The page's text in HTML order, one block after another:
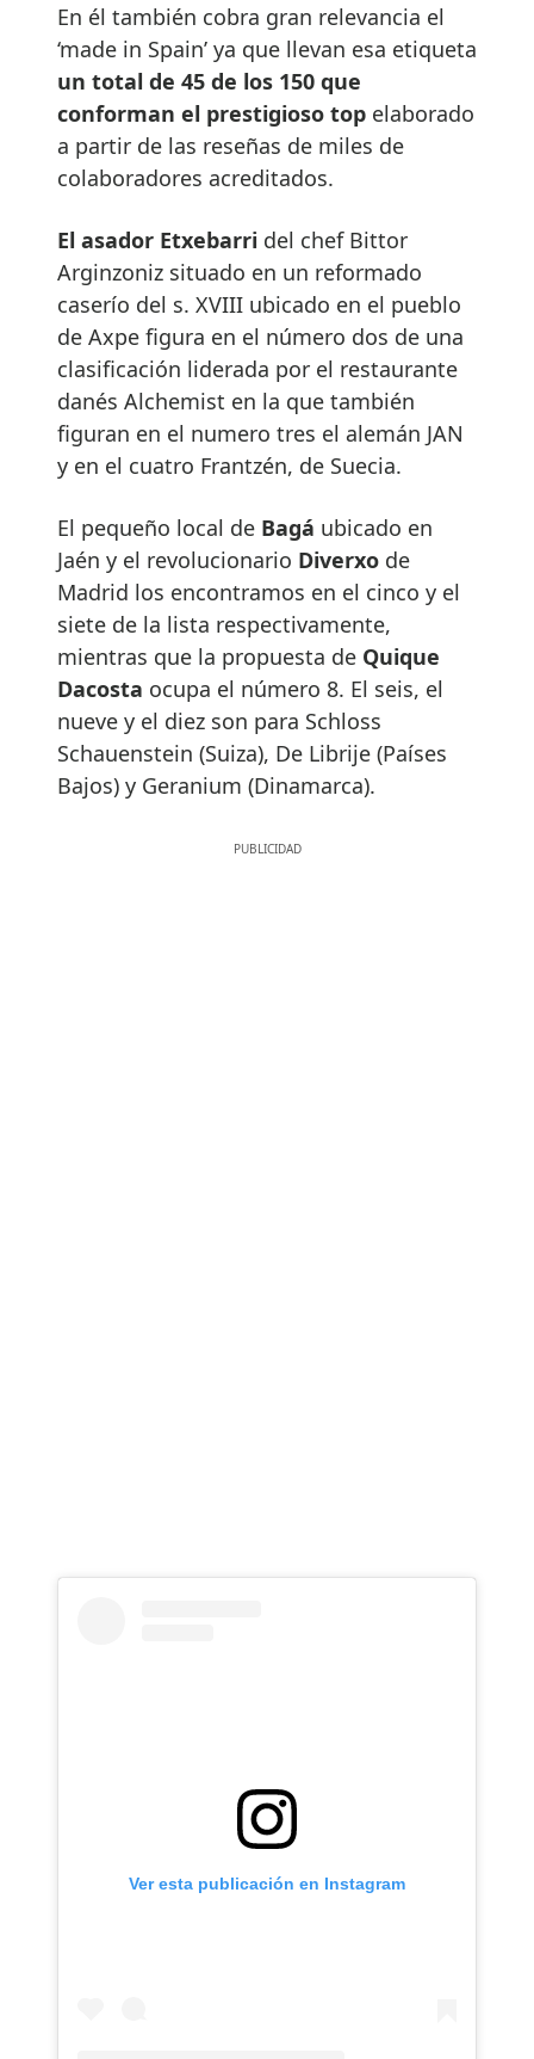
En él también cobra gran relevancia el
‘made in Spain’ ya que llevan esa etiqueta
un total de 45 de los 150 que
conforman el prestigioso top elaborado
a partir de las reseñas de miles de
colaboradores acreditados.
El asador Etxebarri del chef Bittor
Arginzoniz situado en un reformado
caserío del s. XVIII ubicado en el pueblo
de Axpe figura en el número dos de una
clasificación liderada por el restaurante
danés Alchemist en la que también
figuran en el numero tres el alemán JAN
y en el cuatro Frantzén, de Suecia.
El pequeño local de Bagá ubicado en
Jaén y el revolucionario Diverxo de
Madrid los encontramos en el cinco y el
siete de la lista respectivamente,
mientras que la propuesta de Quique
Dacosta ocupa el número 8. El seis, el
nueve y el diez son para Schloss
Schauenstein (Suiza), De Librije (Países
Bajos) y Geranium (Dinamarca).
Ver esta publicación en Instagram